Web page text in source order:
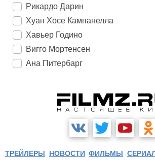
Рикардо Дарин
Хуан Хосе Кампанелла
Хавьер Годино
Вигго Мортенсен
Ана Питербарг
ТРЕЙЛЕРЫ НОВОСТИ ФИЛЬМЫ